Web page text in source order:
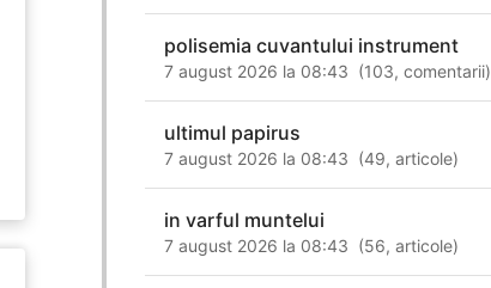
polisemia cuvantului instrument
7 august 2026 la 08:43 (103,comentarii)
ultimul papirus
7 august 2026 la 08:43 (49,articole)
in varful muntelui
7 august 2026 la 08:43 (56,articole)